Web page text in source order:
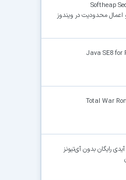
Softheap
محدودیت در ویندوز
Java SE8 for
Total War
رایگان بدون آی‌تیونز